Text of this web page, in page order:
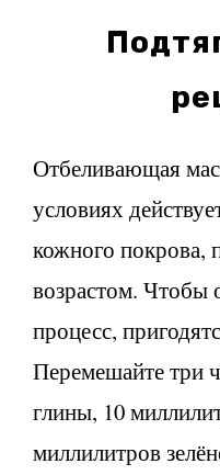
Отбеливающая
условиях
кожного покрова,
возрастом. Чтобы
процесс,
Перемешайте три
глины, 10
миллилитров